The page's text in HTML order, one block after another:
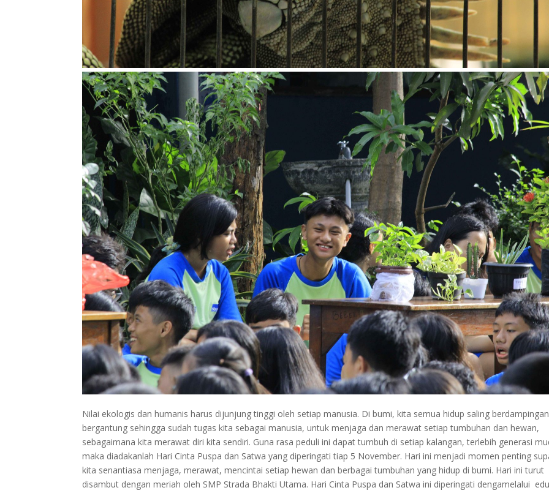
Nilai ekologis dan humanis harus dijunjung tinggi oleh setiap manusia. Di bumi, kita semua hidup saling
bergantung sehingga sudah tugas kita sebagai manusia, untuk menjaga dan merawat setiap tumbuhan dan hewan,
sebagaimana kita merawat diri kita sendiri. Guna rasa peduli ini dapat tumbuh di setiap kalangan, terlebih generasi
maka diadakanlah Hari Cinta Puspa dan Satwa yang diperingati tiap 5 November. Hari ini menjadi momen penting
kita senantiasa menjaga, merawat, mencintai setiap hewan dan berbagai tumbuhan yang hidup di bumi. Hari ini turut
disambut dengan meriah oleh SMP Strada Bhakti Utama. Hari Cinta Puspa dan Satwa ini diperingati dengamelalui